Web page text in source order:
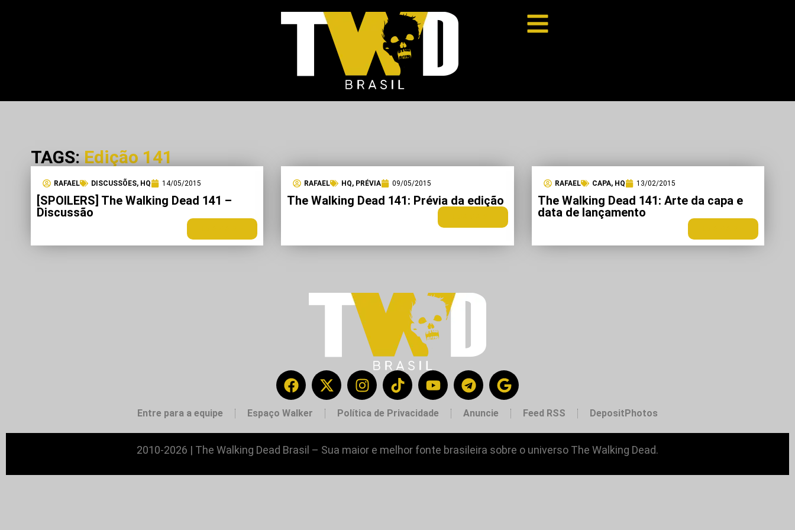
TAGS: Edição 141
RAFAEL DISCUSSÕES, HQ 14/05/2015
[SPOILERS] The Walking Dead 141 –
Discussão
RAFAEL HQ, PRÉVIA 09/05/2015
The Walking Dead 141: Prévia da edição
RAFAEL CAPA, HQ 13/02/2015
The Walking Dead 141: Arte da capa e
data de lançamento
Entre para a equipe Espaço Walker Política de Privacidade Anuncie Feed RSS DepositPhotos
2010-2026 | The Walking Dead Brasil – Sua maior e melhor fonte brasileira sobre o universo The Walking Dead.